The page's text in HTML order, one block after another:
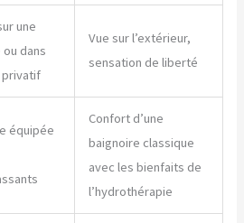
une
dans
privatif
Vue sur l’extérieur,
sensation de liberté
équipée
Confort d’une
baignoire classique
avec les bienfaits de
l’hydrothérapie